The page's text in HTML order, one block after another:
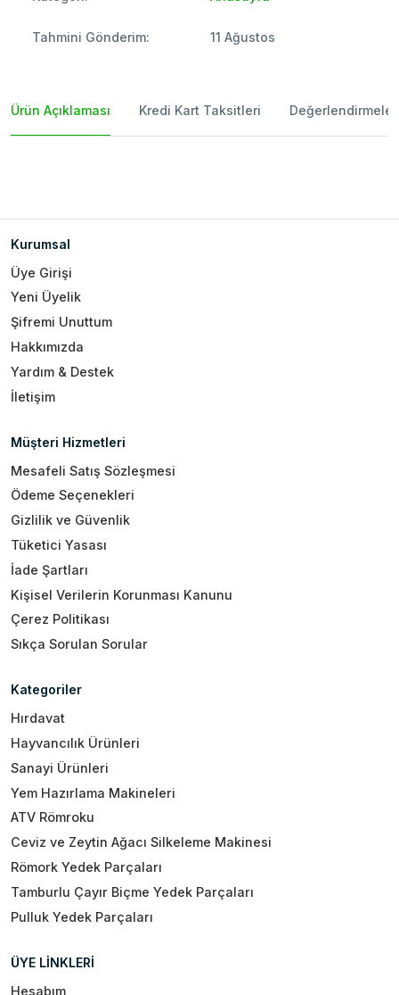
Tahmini Gönderim: 11 Ağustos
Ürün Açıklaması Kredi Kart Taksitleri Değerlendirmeler
Kurumsal
Üye Girişi
Yeni Üyelik
Şifremi Unuttum
Hakkımızda
Yardım & Destek
İletişim
Müşteri Hizmetleri
Mesafeli Satış Sözleşmesi
Ödeme Seçenekleri
Gizlilik ve Güvenlik
Tüketici Yasası
İade Şartları
Kişisel Verilerin Korunması Kanunu
Çerez Politikası
Sıkça Sorulan Sorular
Kategoriler
Hırdavat
Hayvancılık Ürünleri
Sanayi Ürünleri
Yem Hazırlama Makineleri
ATV Römroku
Ceviz ve Zeytin Ağacı Silkeleme Makinesi
Römork Yedek Parçaları
Tamburlu Çayır Biçme Yedek Parçaları
Pulluk Yedek Parçaları
ÜYE LİNKLERİ
Hesabım